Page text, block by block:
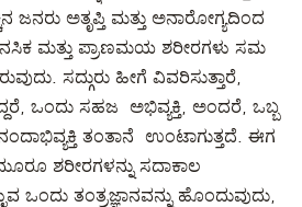
ಅತೃಪ್ತಿ ಮತ್ತು ಅನಾರೋಗ್ಯದಿಂದ
ಮತ್ತು ಪ್ರಾಣಮಯ ಶರೀರಗಳು ಸಮ
ಸದ್ಗುರು ಹೀಗೆ ವಿವರಿಸುತ್ತಾರೆ,
ಒಂದು ಸಹಜ ಅಭಿವ್ಯಕ್ತಿ, ಅಂದರೆ, ಒಬ್ಬ
ತಂತಾನೆ ಉಂಟಾಗುತ್ತದೆ. ಈಗ
ಶರೀರಗಳನ್ನು ಸದಾಕಾಲ
ಒಂದು ತಂತ್ರಜ್ಞಾನವನ್ನು ಹೊಂದುವುದು,